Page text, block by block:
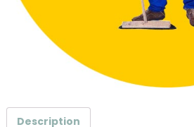
Description